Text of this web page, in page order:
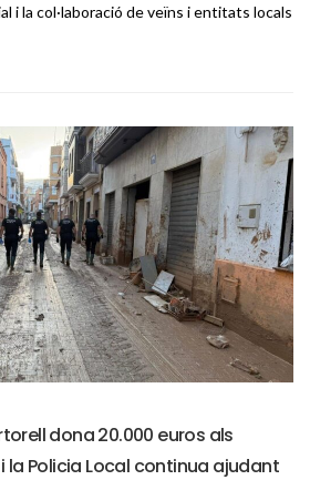
i la col·laboració de veïns i entitats locals
dona 20.000 euros als
Policia Local continua ajudant